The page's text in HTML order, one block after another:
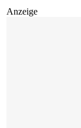
Anzeige